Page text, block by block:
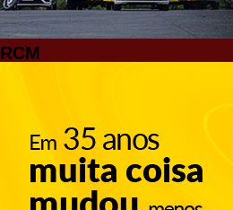
RCM